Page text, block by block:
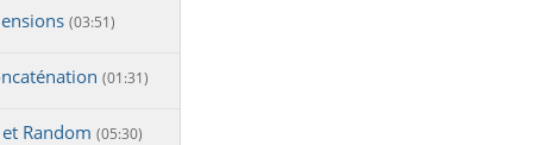
(03:51)
(01:31)
Random (05:30)